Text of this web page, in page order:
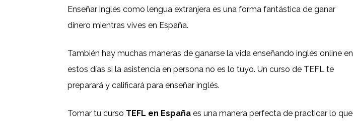
Enseñar inglés como lengua extranjera es una forma fantástica de ganar
dinero mientras vives en España.
También hay muchas maneras de ganarse la vida enseñando inglés online en
estos días si la asistencia en persona no es lo tuyo. Un curso de TEFL te
preparará y calificará para enseñar inglés.
Tomar tu curso TEFL en España es una manera perfecta de practicar lo que